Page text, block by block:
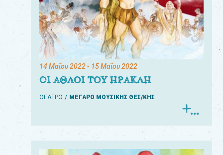
14 Μαΐου 2022- 15 Μαΐου 2022
ΟΙ ΑΘΛΟΙ ΤΟΥ ΗΡΑΚΛΗ
ΘΕΑΤΡΟ ΜΕΓΑΡΟ ΜΟΥΣΙΚΗΣ ΘΕΣ/ΚΗΣ